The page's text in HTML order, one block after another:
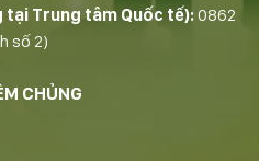
Trung tâm Quốc tế):0862
số 2)
CHỦNG